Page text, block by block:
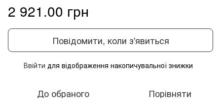
2 921.00 грн
Повідомити, коли з'явиться
Ввійти для відображення накопичувальної знижки
До обраного Порівняти